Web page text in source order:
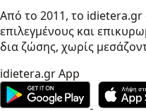
Από το 2011, το idietera.gr
επιλεγμένους και
δια ζώσης, χωρίς
idietera.gr App